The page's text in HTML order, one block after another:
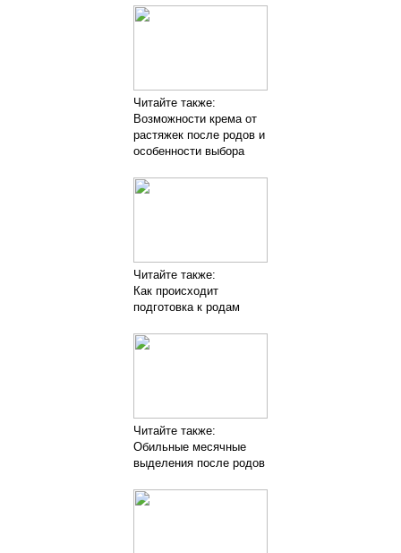
Читайте также:
Возможности крема от
растяжек после родов и
особенности выбора
Читайте также:
Как происходит
подготовка к родам
Читайте также:
Обильные месячные
выделения после родов